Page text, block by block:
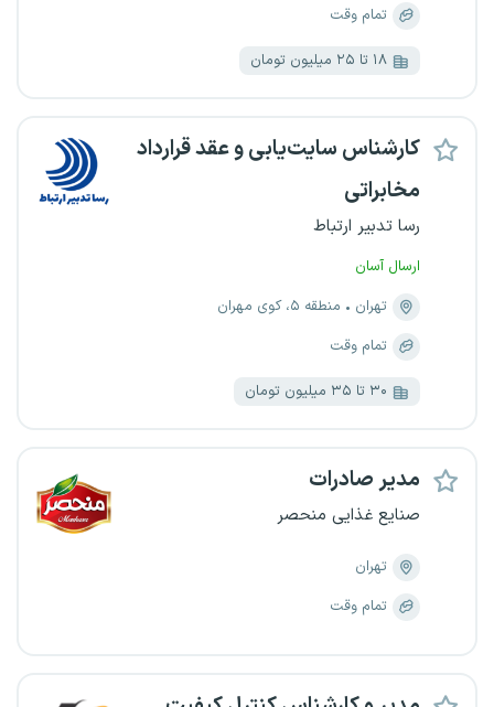
تمام وقت
۱۸ تا ۲۵ میلیون تومان
کارشناس سایت‌یابی و عقد قرارداد
مخابراتی
رسا تدبیر ارتباط
ارسال آسان
تهران
منطقه ۵، کوی مهران
تمام وقت
۳۰ تا ۳۵ میلیون تومان
مدیر صادرات
صنایع غذایی منحصر
تهران
تمام وقت